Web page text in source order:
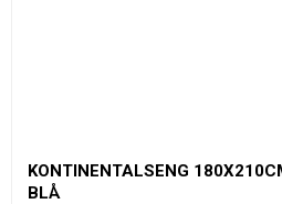
KONTINENTALSENG
BLÅ